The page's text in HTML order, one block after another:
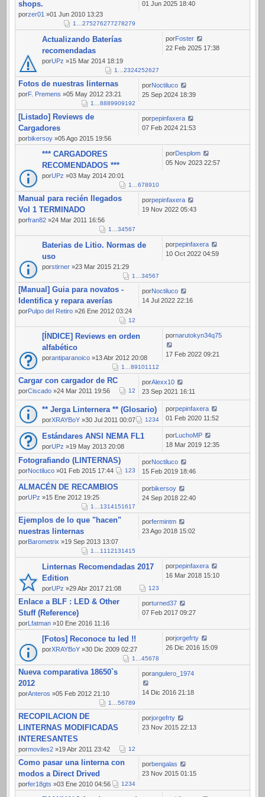
shops.
porzer01 »01 Jun 2010 13:23
1 275276277278279
01 Jun 2025 18:40
Actualizando Baterías
recomendadas
porUPz »15 Mar 2014 18:19
1 2324252627
porFoster
22 Feb 2025 17:38
Fotos de nuestras linternas
porF. Premens »05 May 2012 23:21
1 8889909192
porNoctiluco
25 Sep 2024 18:39
[Listado] Reviews de
Cargadores
porbikersoy »05 Ago 2015 19:56
porpepinfaxera
07 Feb 2024 21:53
*** CARGADORES
RECOMENDADOS ***
porUPz »03 May 2014 20:01
1 678910
porDesplom
05 Nov 2023 22:57
Manual para recién llegados
Vol 1 TERMINADO
porfran82 »24 Mar 2011 16:56
1 34567
porpepinfaxera
19 Nov 2022 05:43
Baterias de Litio. Normas de
uso
porstirner »23 Mar 2015 21:29
1 34567
porpepinfaxera
10 Oct 2022 04:59
[Manual] Guia para novatos -
Identifica y repara averías
porPulpo del Retiro »26 Ene 2012 03:24
12
porNoctiluco
14 Jul 2022 22:16
[ÍNDICE] Reviews en orden
alfabético
porantiparanoico »13 Abr 2012 20:08
1 891011 12
pornarutokyn34q75
17 Feb 2022 09:21
Cargar con cargador de RC
porCiscado »24 Mar 2011 19:56 12
porAlexx10
23 Sep 2021 16:11
** Jerga Linternera ** (Glosario)
porXRAYBoY »30 Jul 2011 00:07 1234
porpepinfaxera
01 Feb 2020 11:52
Estándares ANSI NEMA FL1
porUPz »19 May 2013 20:08
porLuchoMP
18 Mar 2019 12:35
Fotografiando (LINTERNAS)
porNoctiluco »01 Feb 2015 17:44 123
porNoctiluco
15 Feb 2019 18:46
ALMACÉN DE RECAMBIOS
porUPz »15 Ene 2012 19:25
1 1314151617
porbikersoy
24 Sep 2018 22:40
Ejemplos de lo que "hacen"
nuestras linternas
porBarometrix »19 Sep 2013 13:07
1 11 12131415
porfermintm
23 Ago 2018 15:02
Linternas Recomendadas 2017
Edition
porUPz »29 Abr 2017 21:08 123
porpepinfaxera
16 Mar 2018 15:10
Enlace a BLF : LED & Other
Stuff (Reference)
porLfatman »10 Ene 2016 11:16
porturned37
07 Feb 2017 09:27
[Fotos] Reconoce tu led !!
porXRAYBoY »30 Dic 2009 02:27
1 45678
porjorgefrty
26 Dic 2016 15:09
Nueva comparativa 18650`s
2012
porAnteros »05 Feb 2012 21:10
1 56789
porangulero_1974
14 Dic 2016 21:18
RECOPILACION DE
LINTERNAS MODIFICADAS
INTERESANTES
pormoviles2 »19 Abr 2011 23:42 12
porjorgefrty
23 Nov 2015 22:13
Como pasar una linterna con
modos a Direct Drived
porfer18gts »03 Ene 2010 04:56 1234
porbengalas
23 Nov 2015 01:15